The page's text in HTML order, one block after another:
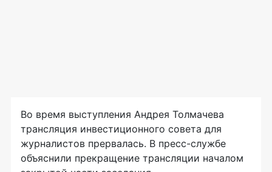
Во время выступления Андрея Толмачева
трансляция инвестиционного совета для
журналистов прервалась. В пресс-службе
объяснили прекращение трансляции началом